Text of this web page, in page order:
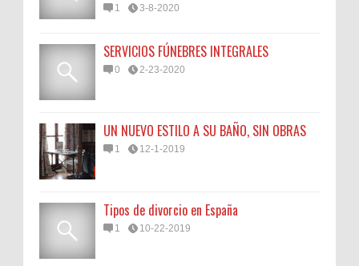
1 3-8-2020
SERVICIOS FÚNEBRES INTEGRALES
0 2-23-2020
UN NUEVO ESTILO A SU BAÑO, SIN OBRAS
1 12-1-2019
Tipos de divorcio en España
1 10-22-2019